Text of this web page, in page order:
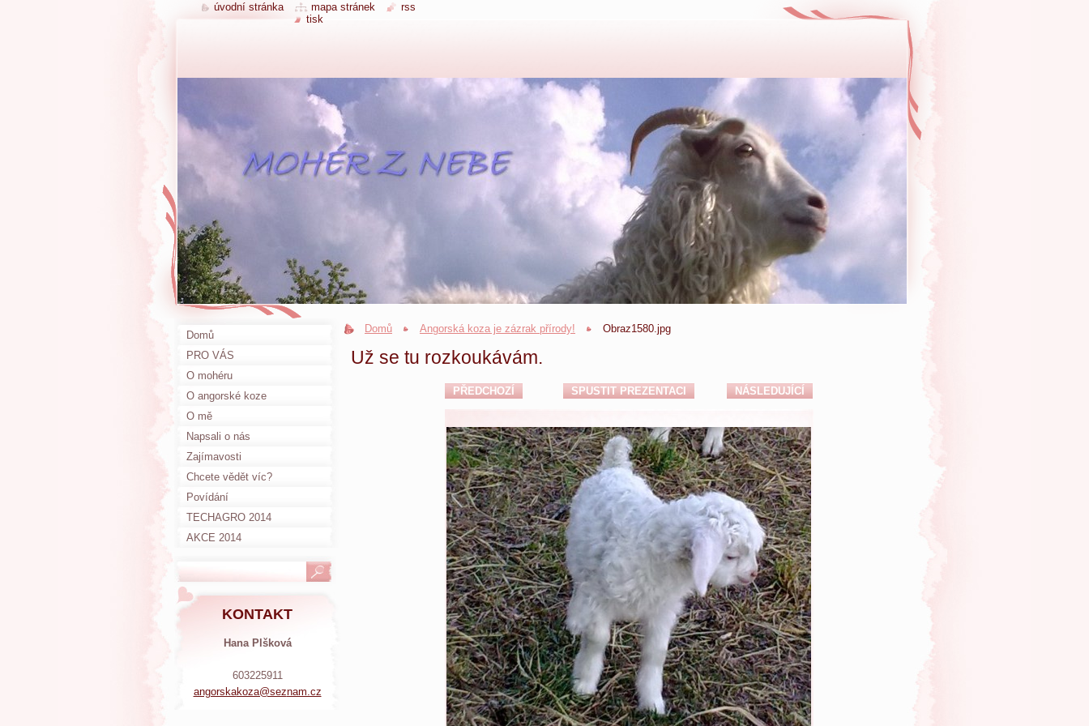
Domů Angorská koza je zázrak přírody! Obraz1580.jpg
Už se tu rozkoukávám.
PŘEDCHOZÍ SPUSTIT PREZENTACI NÁSLEDUJÍCÍ
Domů
PRO VÁS
O mohéru
O angorské koze
O mě
Napsali o nás
Zajímavosti
Chcete vědět víc?
Povídání
TECHAGRO 2014
AKCE 2014
KONTAKT
Hana Plšková
603225911
angorskakoza@seznam.cz
úvodní stránka mapa stránek
rss
tisk